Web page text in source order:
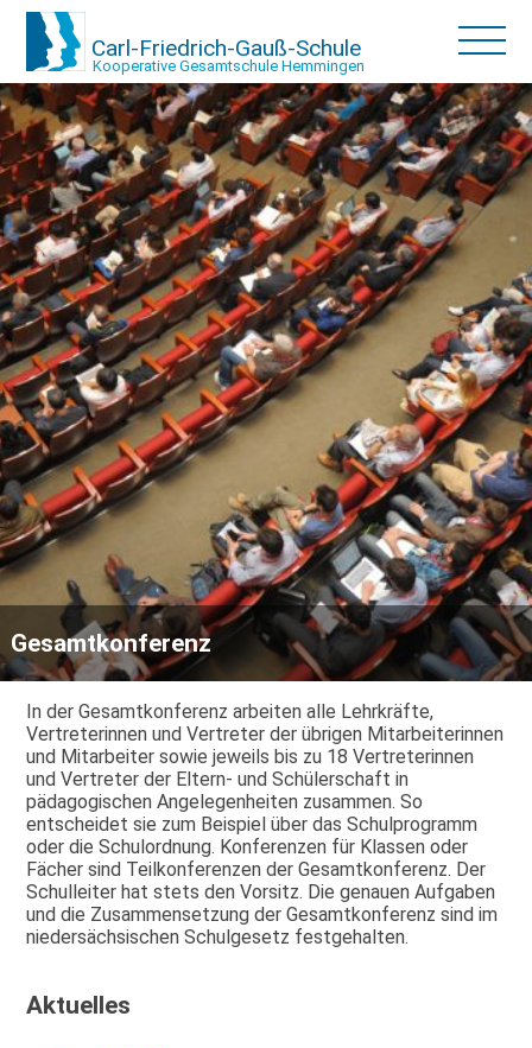
Carl-Friedrich-Gauß-Schule
Kooperative Gesamtschule Hemmingen
Gesamtkonferenz
In der Gesamtkonferenz arbeiten alle Lehrkräfte,
Vertreterinnen und Vertreter der übrigen Mitarbeiterinnen
und Mitarbeiter sowie jeweils bis zu 18 Vertreterinnen
und Vertreter der Eltern- und Schülerschaft in
pädagogischen Angelegenheiten zusammen. So
entscheidet sie zum Beispiel über das Schulprogramm
oder die Schulordnung. Konferenzen für Klassen oder
Fächer sind Teilkonferenzen der Gesamtkonferenz. Der
Schulleiter hat stets den Vorsitz. Die genauen Aufgaben
und die Zusammensetzung der Gesamtkonferenz sind im
niedersächsischen Schulgesetz festgehalten.
Aktuelles